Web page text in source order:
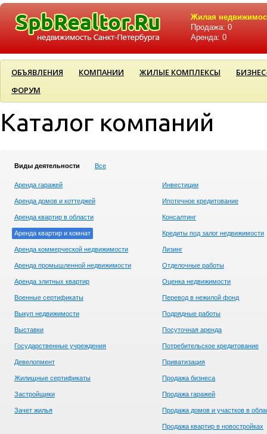
Жилая
Продажа: 0
Аренда: 0
ОБЪЯВЛЕНИЯ КОМПАНИИ ЖИЛЫЕ КОМПЛЕКСЫ
ФОРУМ
Каталог компаний
Виды деятельности Все
Аренда гаражей
Аренда домов и коттеджей
Аренда квартир в области
Аренда квартир и комнат
Аренда коммерческой недвижимости
Аренда промышленной недвижимости
Аренда элитных квартир
Военные сертификаты
Выкуп недвижимости
Выставки
Государственные учреждения
Девелопмент
Жилищные сертификаты
Застройщики
Зачет жилья
Инвестиции
Ипотечное кредитование
Консалтинг
Кредиты под залог недвижимости
Лизинг
Отделочные работы
Оценка недвижимости
Перевод в нежилой фонд
Подрядные работы
Посуточная аренда
Потребительское кредитование
Приватизация
Продажа бизнеса
Продажа гаражей
Продажа домов и участков в
Продажа квартир в новостройках